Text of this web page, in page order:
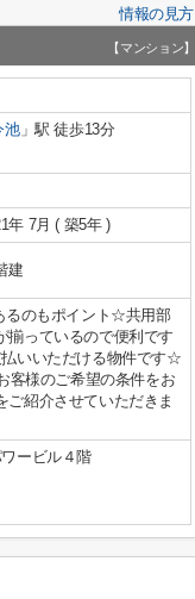
情報の見方
【マンション】
池」駅 徒歩13分
年 7月 ( 築5年 )
建
るのもポイント☆共用部
揃っているので便利です
いいただける物件です☆
客様のご希望の条件をお
紹介させていただきま
ービル４階